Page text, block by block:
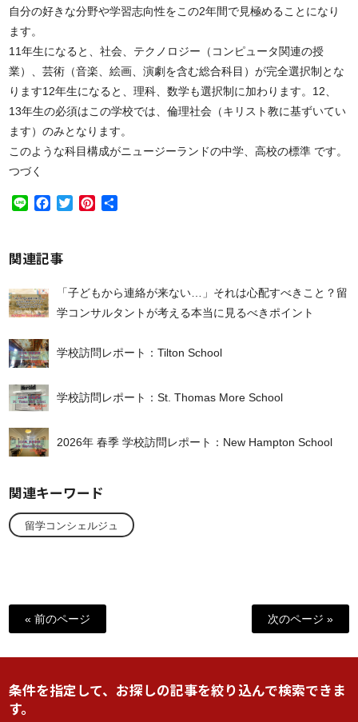
自分の好きな分野や学習志向性をこの2年間で見極めることになり
ます。
11年生になると、社会、テクノロジー（コンピュータ関連の授
業）、芸術（音楽、絵画、演劇を含む総合科目）が完全選択制とな
ります12年生になると、理科、数学も選択制に加わります。12、
13年生の必須はこの学校では、倫理社会（キリスト教に基ずいてい
ます）のみとなります。
このような科目構成がニュージーランドの中学、高校の標準 です。
つづく
Line Facebook
TwitterPinterest
関連記事
「子どもから連絡が来ない…」それは心配すべきこと？留
学コンサルタントが考える本当に見るべきポイント
学校訪問レポート：Tilton School
学校訪問レポート：St. Thomas More School
2026年 春季 学校訪問レポート：New Hampton School
関連キーワード
留学コンシェルジュ
« 前のページ 次のページ »
条件を指定して、お探しの記事を絞り込んで検索できま
す。